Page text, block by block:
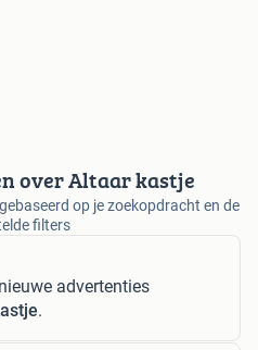
over Altaar kastje
op je zoekopdracht en de
filters
nieuwe advertenties
.